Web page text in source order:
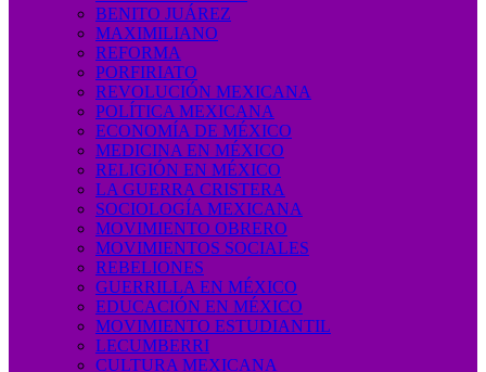
BENITO JUÁREZ
MAXIMILIANO
REFORMA
PORFIRIATO
REVOLUCIÓN MEXICANA
POLÍTICA MEXICANA
ECONOMÍA DE MÉXICO
MEDICINA EN MÉXICO
RELIGIÓN EN MÉXICO
LA GUERRA CRISTERA
SOCIOLOGÍA MEXICANA
MOVIMIENTO OBRERO
MOVIMIENTOS SOCIALES
REBELIONES
GUERRILLA EN MÉXICO
EDUCACIÓN EN MÉXICO
MOVIMIENTO ESTUDIANTIL
LECUMBERRI
CULTURA MEXICANA